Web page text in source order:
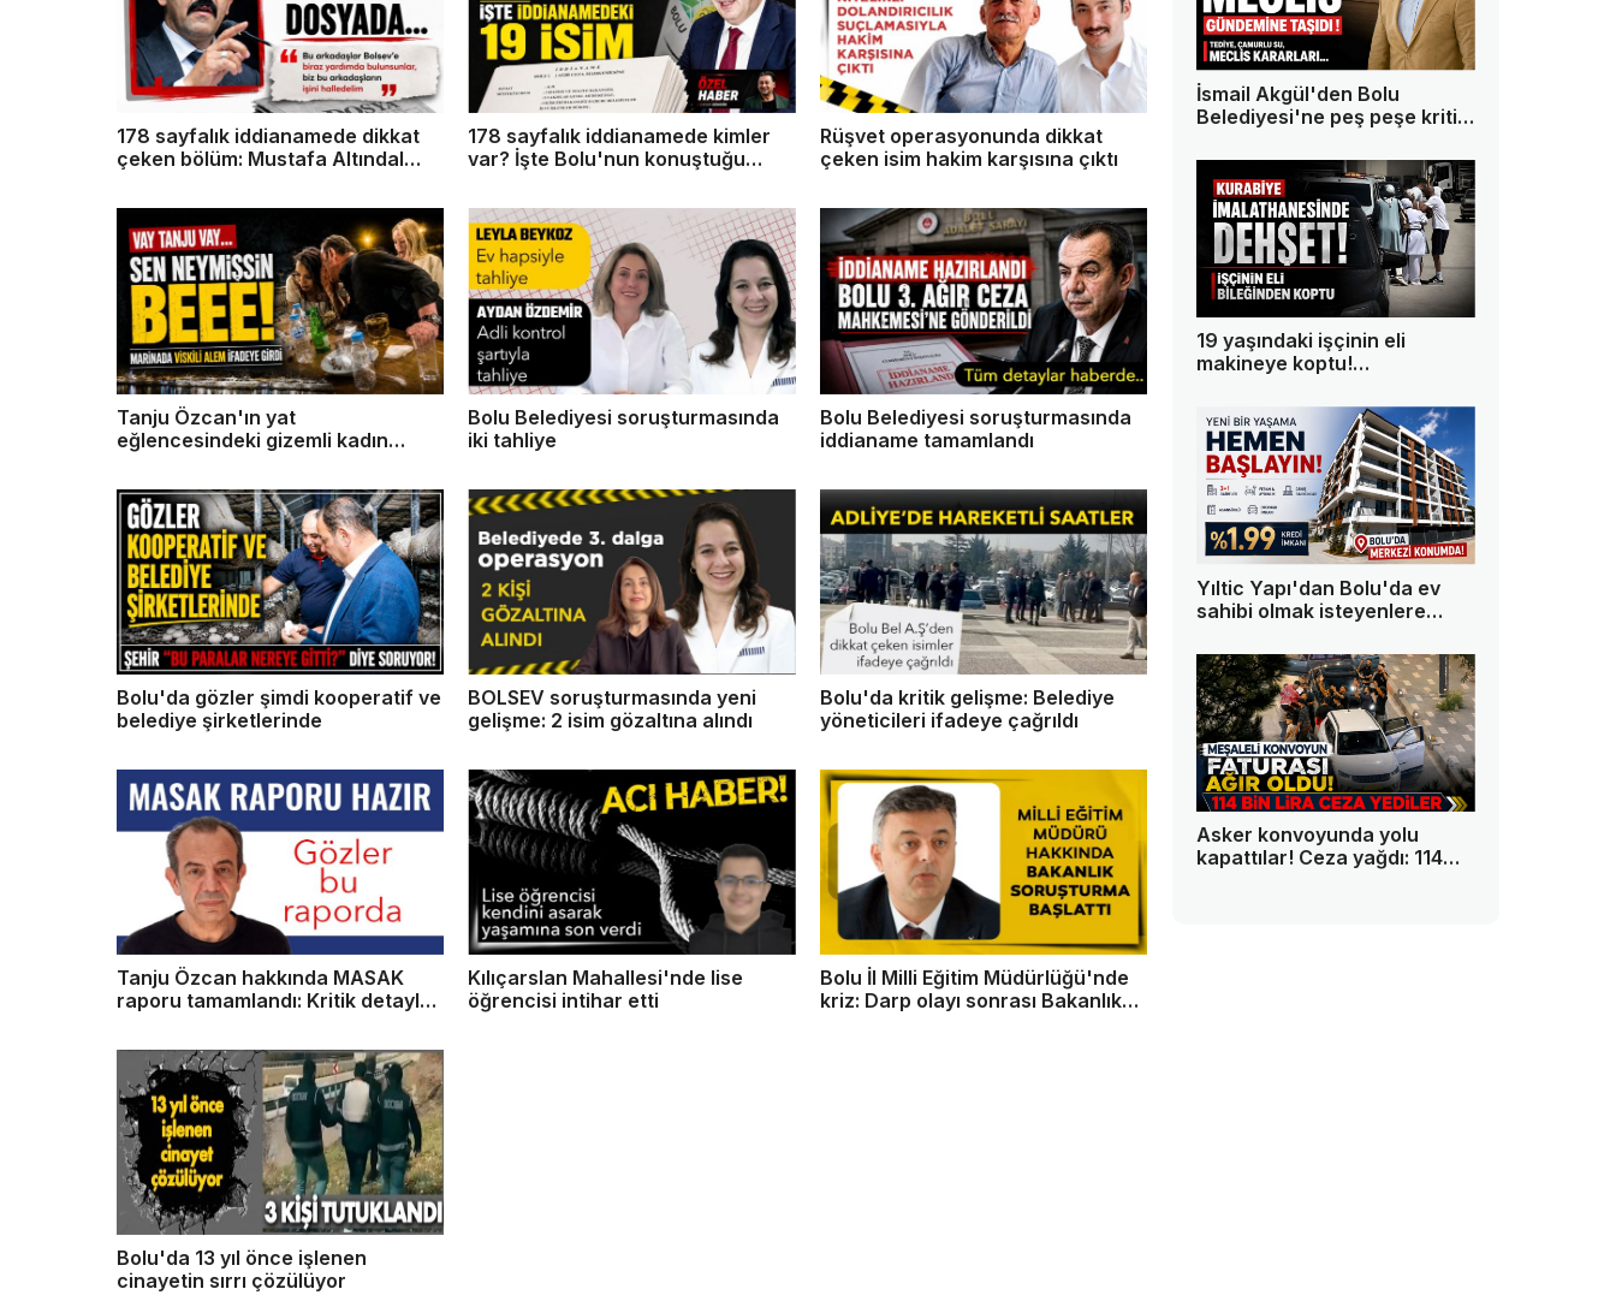
178 sayfalık iddianamede dikkat
çeken bölüm: Mustafa Altındal
178 sayfalık iddianamede kimler
var? İşte Bolu'nun konuştuğu
Rüşvet operasyonunda dikkat
çeken isim hakim karşısına çıktı
Tanju Özcan'ın yat
eğlencesindeki gizemli kadın
Bolu Belediyesi soruşturmasında
iki tahliye
Bolu Belediyesi soruşturmasında
iddianame tamamlandı
Bolu'da gözler şimdi kooperatif ve
belediye şirketlerinde
BOLSEV soruşturmasında yeni
gelişme: 2 isim gözaltına alındı
Bolu'da kritik gelişme: Belediye
yöneticileri ifadeye çağrıldı
Tanju Özcan hakkında MASAK
raporu tamamlandı: Kritik detaylar
Kılıçarslan Mahallesi'nde lise
öğrencisi intihar etti
Bolu İl Milli Eğitim Müdürlüğü'nde
kriz: Darp olayı sonrası Bakanlık
Bolu'da 13 yıl önce işlenen
cinayetin sırrı çözülüyor
İsmail Akgül'den Bolu
Belediyesi'ne peş peşe kritik
19 yaşındaki işçinin eli
makineye koptu!
Yıltic Yapı'dan Bolu'da ev
sahibi olmak isteyenlere
Asker konvoyunda yolu
kapattılar! Ceza yağdı: 114